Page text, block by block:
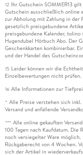
12 Ihr Gutschein SOMMER13
Gutschein ausschließlich online
zur Abholung mit Zahlung in
gesetzlich preisgebundene
preisgebundene Kalender,
Hugendubel Hörbuch Abo. Der
Geschenkkarten kombinierbar.
und der Handel des
15 Leider können wir die
Einzelbewertungen nicht prüfen.
16 Alle Informationen zur
* Alle Preise verstehen sich
Versand und anfallende
*** Alle online gekauften
100 Tagen nach Kaufdatum. Die
noch versiegelter Ware
Rückgaberecht von 4 Wochen.
sich der Artikel in